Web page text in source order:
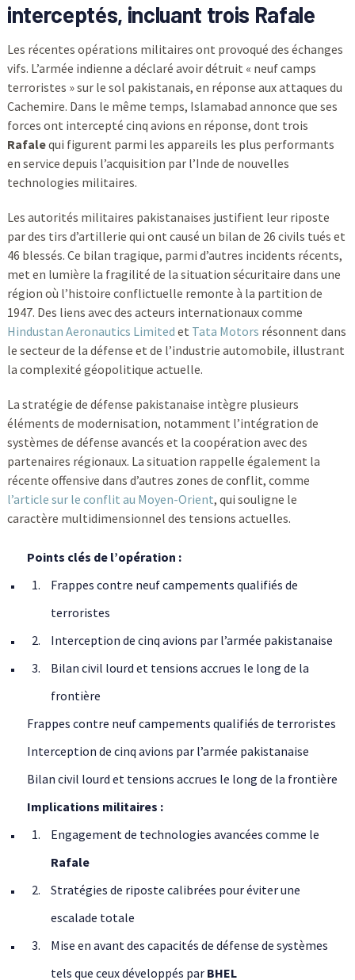
interceptés, incluant trois Rafale
Les récentes opérations militaires ont provoqué des échanges
vifs. L’armée indienne a déclaré avoir détruit « neuf camps
terroristes » sur le sol pakistanais, en réponse aux attaques du
Cachemire. Dans le même temps, Islamabad annonce que ses
forces ont intercepté cinq avions en réponse, dont trois
Rafalequi figurent parmi les appareils les plus performants
en service depuis l’acquisition par l’Inde de nouvelles
technologies militaires.
Les autorités militaires pakistanaises justifient leur riposte
par des tirs d’artillerie qui ont causé un bilan de 26 civils tués et
46 blessés. Ce bilan tragique, parmi d’autres incidents récents,
met en lumière la fragilité de la situation sécuritaire dans une
région où l’histoire conflictuelle remonte à la partition de
1947. Des liens avec des acteurs internationaux comme
Hindustan Aeronautics Limited et Tata Motors résonnent dans
le secteur de la défense et de l’industrie automobile, illustrant
la complexité géopolitique actuelle.
La stratégie de défense pakistanaise intègre plusieurs
éléments de modernisation, notamment l’intégration de
systèmes de défense avancés et la coopération avec des
partenaires régionaux. La situation rappelle également la
récente offensive dans d’autres zones de conflit, comme
l’article sur le conflit au Moyen-Orient, qui souligne le
caractère multidimensionnel des tensions actuelles.
Points clés de l’opération :
Frappes contre neuf campements qualifiés de
terroristes
Interception de cinq avions par l’armée pakistanaise
Bilan civil lourd et tensions accrues le long de la
frontière
Frappes contre neuf campements qualifiés de terroristes
Interception de cinq avions par l’armée pakistanaise
Bilan civil lourd et tensions accrues le long de la frontière
Implications militaires :
Engagement de technologies avancées comme le
Rafale
Stratégies de riposte calibrées pour éviter une
escalade totale
Mise en avant des capacités de défense de systèmes
tels que ceux développés par BHEL